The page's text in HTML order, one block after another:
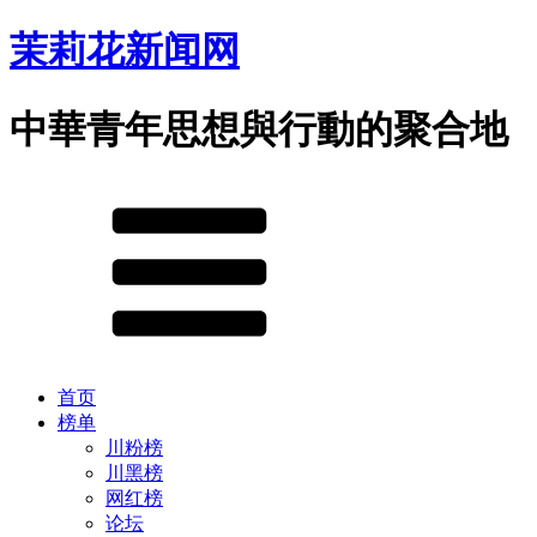
茉莉花新闻网
中華青年思想與行動的聚合地
首页
榜单
川粉榜
川黑榜
网红榜
论坛